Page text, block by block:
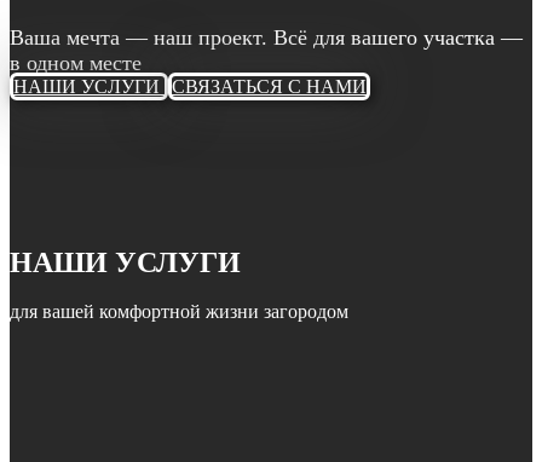
Ваша мечта — наш проект. Всё для вашего участка —
в одном месте
НАШИ УСЛУГИ СВЯЗАТЬСЯ С НАМИ
НАШИ УСЛУГИ
для вашей комфортной жизни загородом